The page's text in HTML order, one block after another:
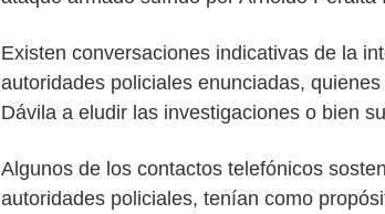
Existen conversaciones indicativas de la
autoridades policiales enunciadas,
Dávila a eludir las investigaciones o bien
Algunos de los contactos telefónicos
autoridades policiales, tenían como